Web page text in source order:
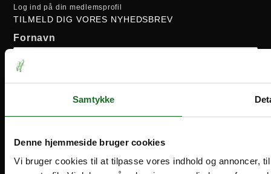
Samtykke
Denne hjemmeside bruger cookies
Vi bruger cookies til at tilpasse vores indhold og annoncer,
Log ind på din medlemsprofil
TILMELD DIG VORES NYHEDSBREV
Fornavn
Efternavn